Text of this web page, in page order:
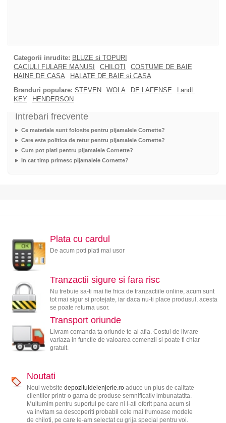
Categorii inrudite: BLUZE si TOPURI
CACIULI FULARE MANUSI
CHILOTI
COSTUME DE BAIE
HAINE DE CASA
HALATE DE BAIE si CASA
Branduri populare: STEVEN WOLA DE LAFENSE
LandL
KEY
HENDERSON
Intrebari frecvente
Ce materiale sunt folosite pentru pijamalele Cornette?
Care este politica de retur pentru pijamalele Cornette?
Cum pot plati pentru pijamalele Cornette?
In cat timp primesc pijamalele Cornette?
Plata cu cardul
De acum poti plati mai usor
Tranzactii sigure si fara risc
Nu trebuie sa-ti mai fie frica de tranzactiile online, acum sunt
tot mai sigur si protejate, iar daca nu-ti place produsul, acesta
se poate returna usor.
Transport oriunde
Livram comanda ta oriunde te-ai afla. Costul de livrare
variaza in functie de valoarea comenzii si poate fi chiar
gratuit.
Noutati
Noul website depozituldelenjerie.roaduce un plus de calitate
clientilor printr-o gama de produse semnificativ imbunatatita.
Multumim pentru suportul pe care ni l-ati oferit pana acum si
va invitam sa descoperiti probabil cele mai frumoase modele
de chiloti, pe care le-am selectat cu grija special pentru voi.